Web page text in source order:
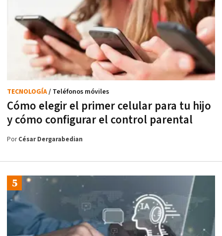
Cómo elegir el primer celular para tu hijo
y cómo configurar el control parental
TECNOLOGÍA/ Teléfonos móviles
PorCésar Dergarabedian